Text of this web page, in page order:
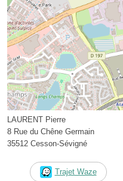
LAURENT Pierre
8 Rue du Chêne Germain
35512 Cesson-Sévigné
Trajet Waze